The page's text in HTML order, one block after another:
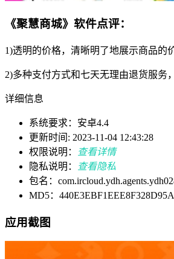
《聚慧商城》软件点评：
1)透明的价格，清晰明了地展示商品的
2)多种支付方式和七天无理由退货服务
详细信息
系统要求：安卓4.4
更新时间: 2023-11-04 12:43:28
权限说明：
查看详情
隐私说明：
查看隐私
包名：
MD5：
应用截图